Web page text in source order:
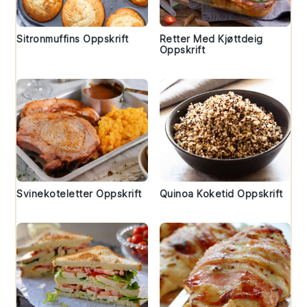
Sitronmuffins Oppskrift
Retter Med Kjøttdeig
Oppskrift
Svinekoteletter Oppskrift Quinoa Koketid Oppskrift